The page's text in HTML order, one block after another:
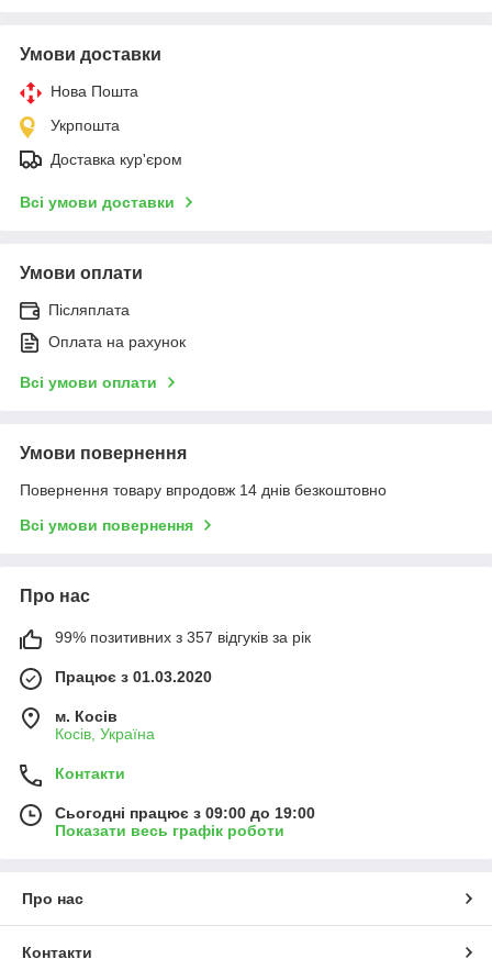
Умови доставки
Нова Пошта
Укрпошта
Доставка кур'єром
Всі умови доставки
Умови оплати
Післяплата
Оплата на рахунок
Всі умови оплати
Умови повернення
Повернення товару впродовж 14 днів безкоштовно
Всі умови повернення
Про нас
99% позитивних з 357 відгуків за рік
Працює з 01.03.2020
м. Косів
Косів, Україна
Контакти
Сьогодні працює з 09:00 до 19:00
Показати весь графік роботи
Про нас
Контакти